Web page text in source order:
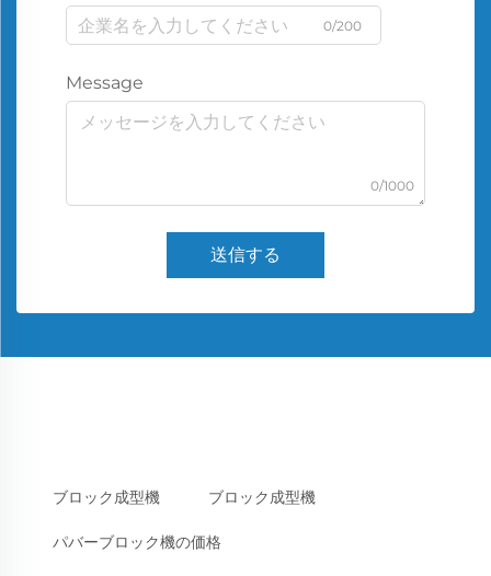
0/200
Message
0/1000
送信する
ブロック成型機 ブロック成型機
パバーブロック機の価格